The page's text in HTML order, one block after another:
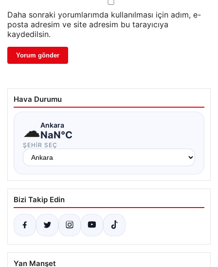
Daha sonraki yorumlarımda kullanılması için adım, e-
posta adresim ve site adresim bu tarayıcıya
kaydedilsin.
Hava Durumu
☁Ankara
NaN°C
ŞEHIR SEÇ
Bizi Takip Edin
Yan Manşet